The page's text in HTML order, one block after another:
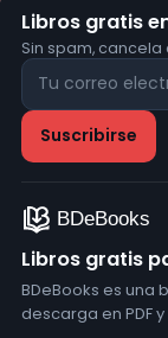
Libros gratis
Sin spam,
Libros gratis
BDeBooks es una
descarga en PDF